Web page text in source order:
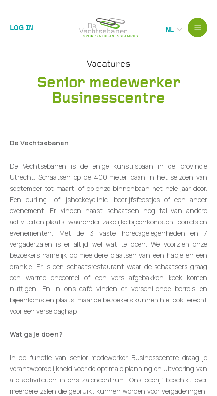
NL
LOG IN
Vacatures
Senior medewerker
Businesscentre
De Vechtsebanen
De Vechtsebanen is de enige kunstijsbaan in de provincie
Utrecht. Schaatsen op de 400 meter baan in het seizoen van
september tot maart, of op onze binnenbaan het hele jaar door.
Een curling- of ijshockeyclinic, bedrijfsfeestjes of een ander
evenement. Er vinden naast schaatsen nog tal van andere
activiteiten plaats, waaronder zakelijke bijeenkomsten, borrels en
evenementen. Met de 3 vaste horecagelegenheden en 7
vergaderzalen is er altijd wel wat te doen. We voorzien onze
bezoekers namelijk op meerdere plaatsen van een hapje en een
drankje. Er is een schaatsrestaurant waar de schaatsers graag
een warme chocomel of een vers afgebakken koek komen
nuttigen. En in ons café vinden er verschillende borrels en
bijeenkomsten plaats, maar de bezoekers kunnen hier ook terecht
voor een verse daghap.
Wat ga je doen?
In de functie van senior medewerker Businesscentre draag je
verantwoordelijkheid voor de optimale planning en uitvoering van
alle activiteiten in ons zalencentrum. Ons bedrijf beschikt over
meerdere zalen die gebruikt kunnen worden voor vergaderingen,